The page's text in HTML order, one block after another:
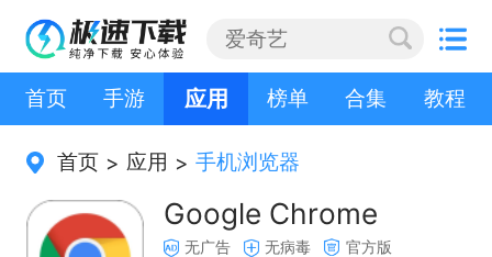
首页 手游 应用 榜单 合集 教程
首页 > 应用 > 手机浏览器
Google Chrome
无广告 无病毒
官方版